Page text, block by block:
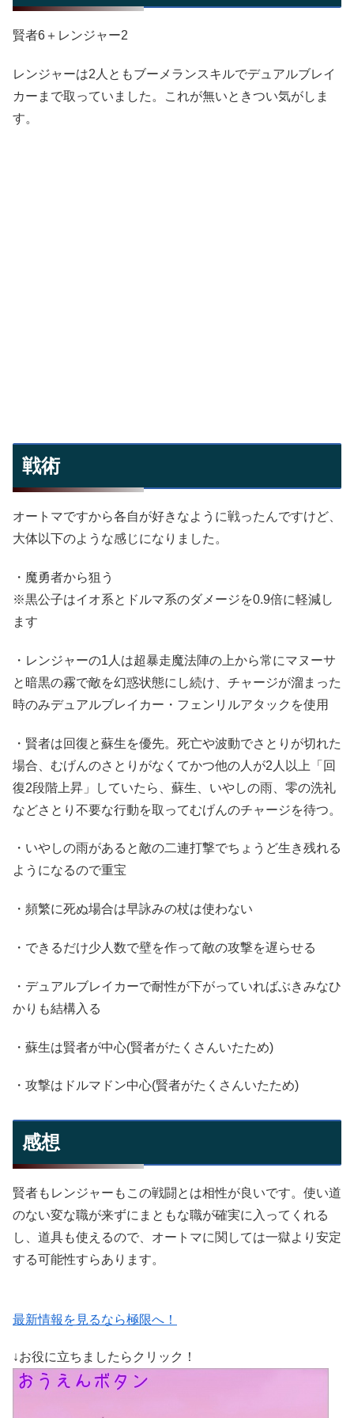
賢者6＋レンジャー2
レンジャーは2人ともブーメランスキルでデュアルブレイ
カーまで取っていました。これが無いときつい気がしま
す。
戦術
オートマですから各自が好きなように戦ったんですけど、
大体以下のような感じになりました。
・魔勇者から狙う
※黒公子はイオ系とドルマ系のダメージを0.9倍に軽減し
ます
・レンジャーの1人は超暴走魔法陣の上から常にマヌーサ
と暗黒の霧で敵を幻惑状態にし続け、チャージが溜まった
時のみデュアルブレイカー・フェンリルアタックを使用
・賢者は回復と蘇生を優先。死亡や波動でさとりが切れた
場合、むげんのさとりがなくてかつ他の人が2人以上「回
復2段階上昇」していたら、蘇生、いやしの雨、零の洗礼
などさとり不要な行動を取ってむげんのチャージを待つ。
・いやしの雨があると敵の二連打撃でちょうど生き残れる
ようになるので重宝
・頻繁に死ぬ場合は早詠みの杖は使わない
・できるだけ少人数で壁を作って敵の攻撃を遅らせる
・デュアルブレイカーで耐性が下がっていればぶきみなひ
かりも結構入る
・蘇生は賢者が中心(賢者がたくさんいたため)
・攻撃はドルマドン中心(賢者がたくさんいたため)
感想
賢者もレンジャーもこの戦闘とは相性が良いです。使い道
のない変な職が来ずにまともな職が確実に入ってくれる
し、道具も使えるので、オートマに関しては一獄より安定
する可能性すらあります。
最新情報を見るなら極限へ！
↓お役に立ちましたらクリック！